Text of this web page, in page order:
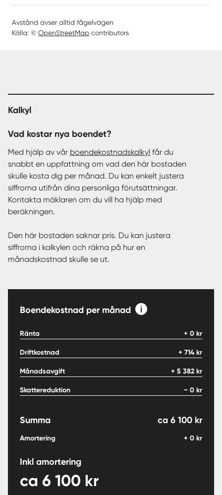
Avstånd avser alltid fågelvägen
Källa: © OpenStreetMap contributors
Kalkyl
Vad kostar nya boendet?
Med hjälp av vår boendekostnadskalkyl får du
snabbt en uppfattning om vad den här bostaden
skulle kosta dig per månad. Du kan enkelt justera
siffrorna utifrån dina personliga förutsättningar.
Kontakta mäklaren om du vill ha hjälp med
beräkningen.
Den här bostaden saknar pris. Du kan justera
siffrorna i kalkylen och räkna på hur en
månadskostnad skulle se ut.
Boendekostnad per månad
Ränta + 0 kr
Driftkostnad + 714 kr
Månadsavgift + 5 382 kr
Skattereduktion − 0 kr
Summa ca 6 100 kr
Amortering + 0 kr
Inkl amortering
ca 6 100 kr